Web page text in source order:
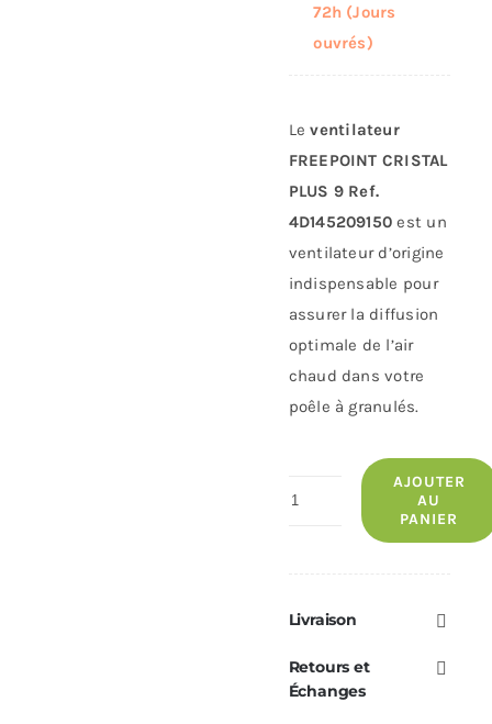
72h (Jours
ouvrés)
Leventilateur
FREEPOINT CRISTAL
PLUS 9 Ref.
4D145209150 est un
ventilateur d’origine
indispensable pour
assurer la diffusion
optimale de l’air
chaud dans votre
poêle à granulés.
quantité
Cristal
9
AJOUTER
AU
PANIER
Livraison
Retours et
Échanges